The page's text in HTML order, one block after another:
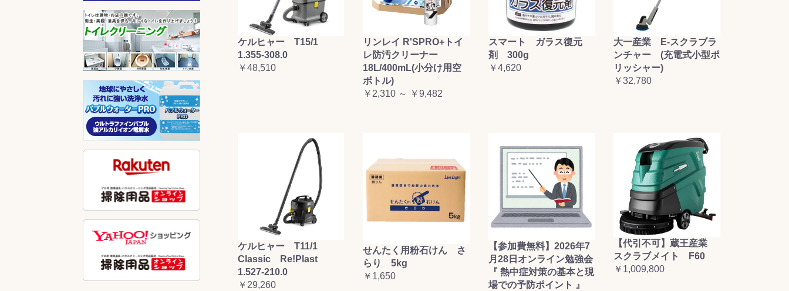
ケルヒャー T15/1
1.355-308.0
￥48,510
リンレイ R'SPRO+トイ
レ防汚クリーナー
18L/400mL(小分け用空
ボトル)
￥2,310 ～ ￥9,482
スマート ガラス復元
剤 300g
￥4,620
大一産業 E-スクラブラ
ンチャー (充電式小型ポ
リッシャー)
￥32,780
ケルヒャー T11/1
Classic Re!Plast
1.527-210.0
￥29,260
せんたく用粉石けん さ
らり 5kg
￥1,650
【参加費無料】2026年7
月28日オンライン勉強会
『 熱中症対策の基本と現
場での予防ポイント 』
【代引不可】蔵王産業
スクラブメイト F60
￥1,009,800